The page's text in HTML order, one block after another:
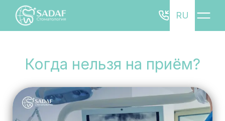
RU
Когда нельзя на приём?